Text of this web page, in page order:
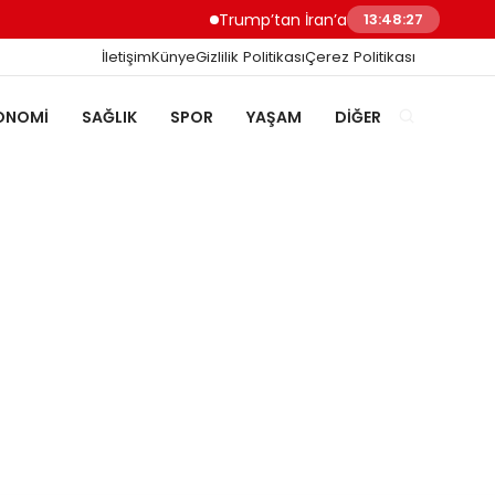
Trump’tan İran’a Müzakere Uyarısı Son
13:48:27
İletişimKünyeGizlilik PolitikasıÇerez Politikası
SAĞLIK SPOR YAŞAM DIĞER